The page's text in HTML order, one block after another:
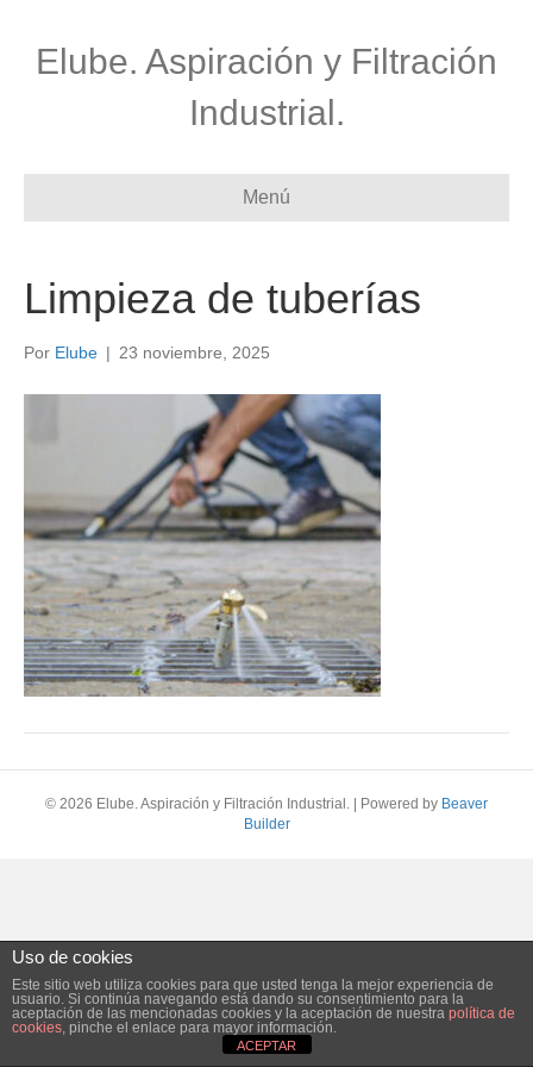
Elube. Aspiración y Filtración
Industrial.
Menú
Limpieza de tuberías
Por Elube | 23 noviembre, 2025
© 2026 Elube. Aspiración y Filtración Industrial. Powered by Beaver
Builder
Uso de cookies
Este sitio web utiliza cookies para que usted tenga la mejor experiencia de
usuario. Si continúa navegando está dando su consentimiento para la
aceptación de las mencionadas cookies y la aceptación de nuestra política de
cookies, pinche el enlace para mayor información.
ACEPTAR